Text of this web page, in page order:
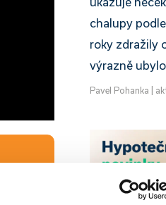
chalupy
roky zdražily
výrazně
Pavel Pohanka